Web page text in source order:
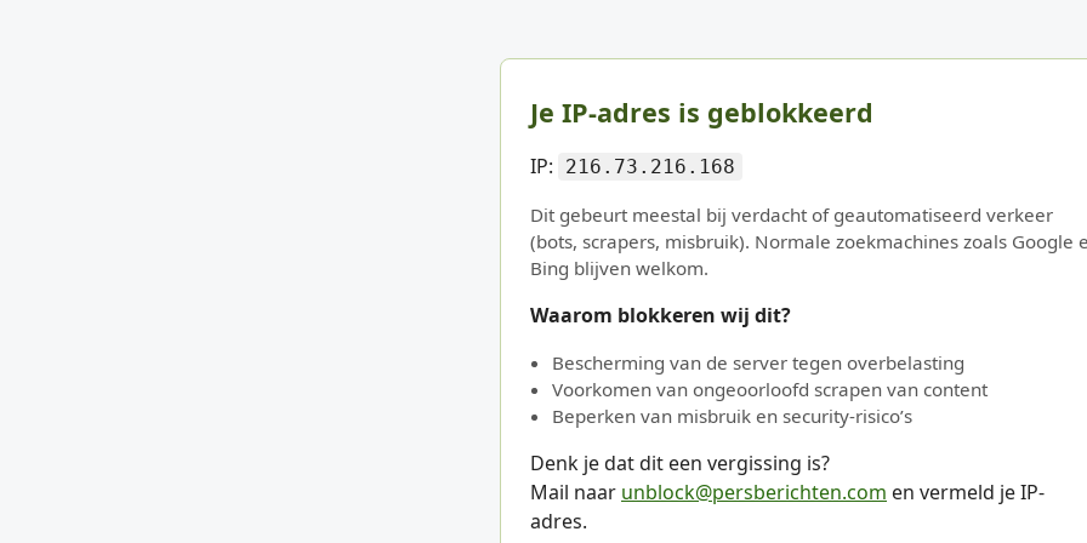
Je IP-adres is geblokkeerd
IP: 216.73.216.168
Dit gebeurt meestal bij verdacht of geautomatiseerd verkeer
(bots, scrapers, misbruik). Normale zoekmachines zoals Google
Bing blijven welkom.
Waarom blokkeren wij dit?
Bescherming van de server tegen overbelasting
Voorkomen van ongeoorloofd scrapen van content
Beperken van misbruik en security-risico’s
Denk je dat dit een vergissing is?
Mail naar unblock@persberichten.com en vermeld je IP-
adres.